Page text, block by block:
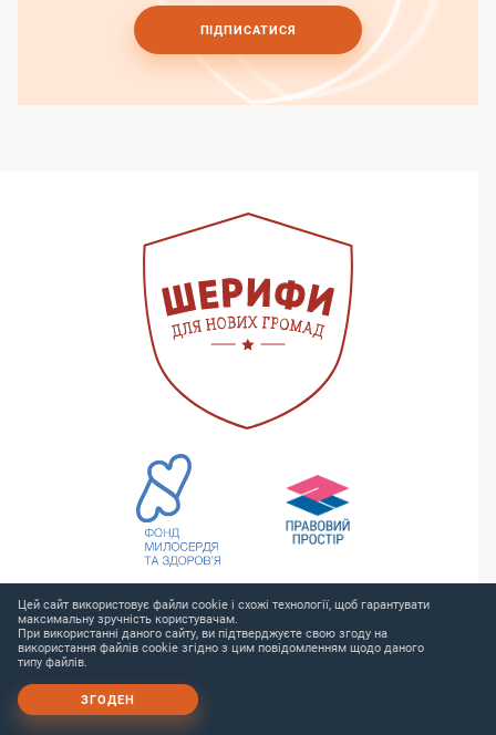
ПІДПИСАТИСЯ
Цей сайт використовує файли cookie і схожі технології, щоб гарантувати
максимальну зручність користувачам.
При використанні даного сайту, ви підтверджуєте свою згоду на
використання файлів cookie згідно з цим повідомленням щодо даного
типу файлів.
ЗГОДЕН